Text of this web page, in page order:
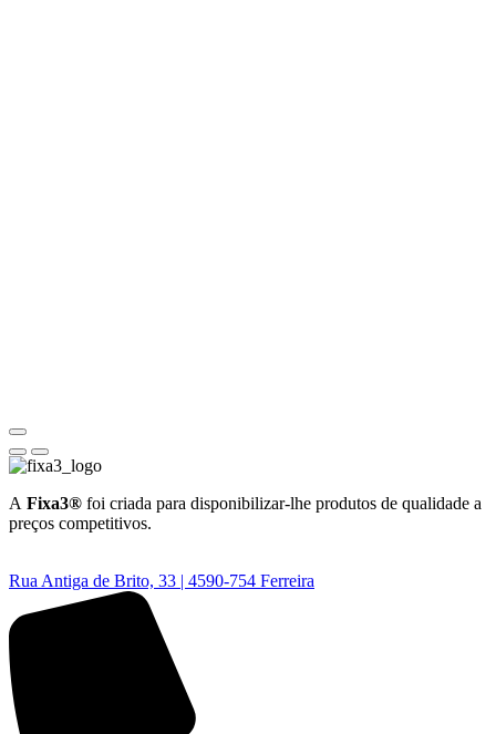
A Fixa3® foi criada para disponibilizar-lhe produtos de qualidade a
preços competitivos.
Rua Antiga de Brito, 33 | 4590-754 Ferreira